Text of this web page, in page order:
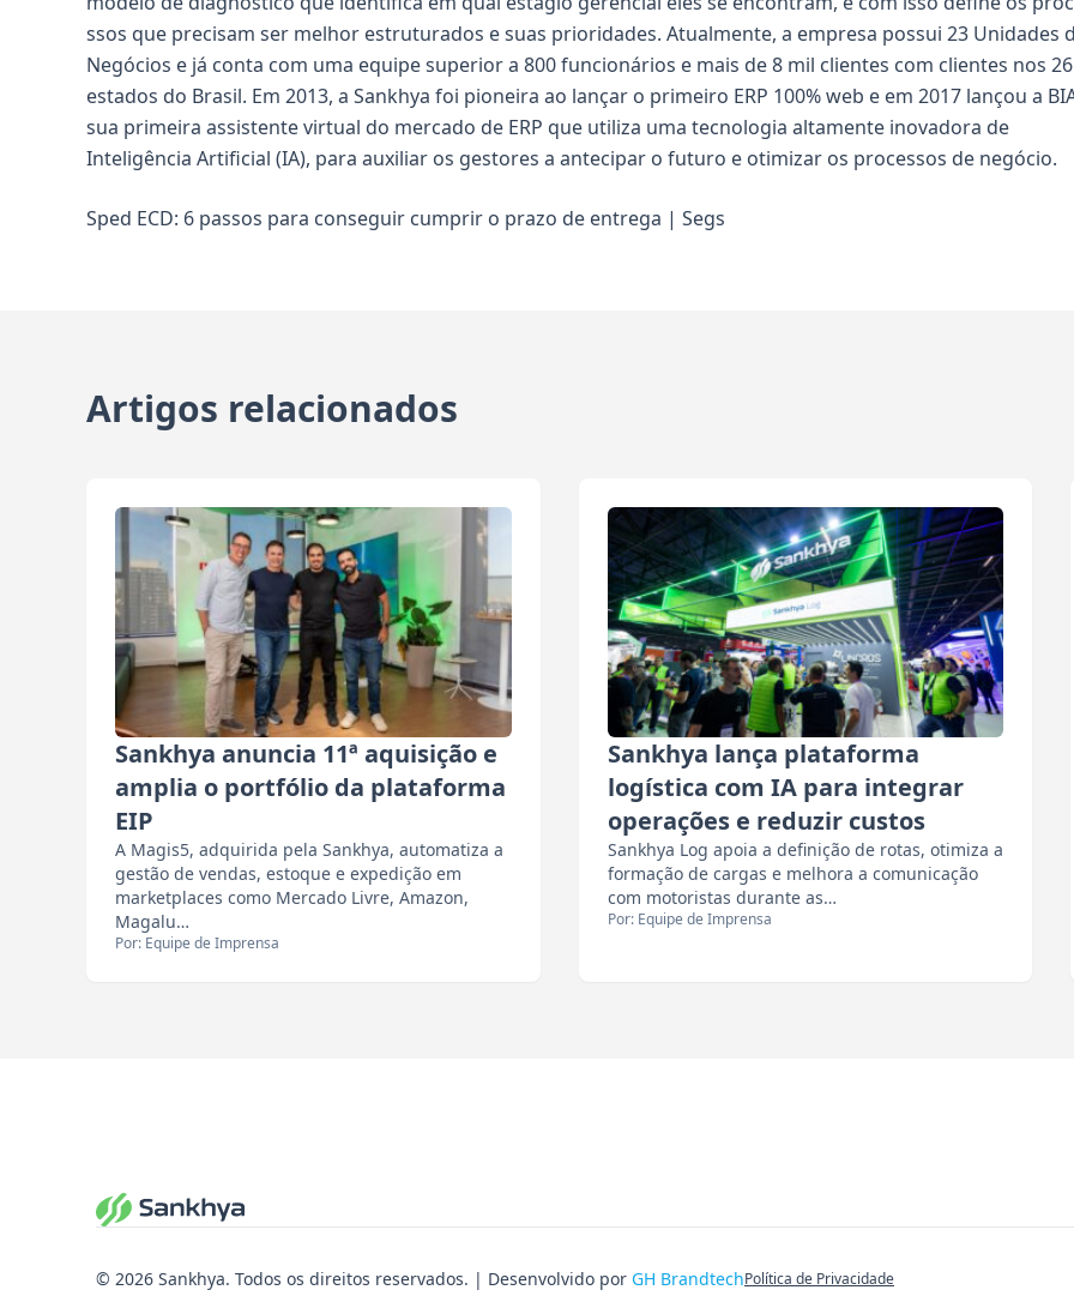
ssos que precisam ser melhor estruturados e suas prioridades. Atualmente, a empresa possui 23 Unidades
Negócios e já conta com uma equipe superior a 800 funcionários e mais de 8 mil clientes com clientes nos 26
estados do Brasil. Em 2013, a Sankhya foi pioneira ao lançar o primeiro ERP 100% web e em 2017 lançou a
sua primeira assistente virtual do mercado de ERP que utiliza uma tecnologia altamente inovadora de
Inteligência Artificial (IA), para auxiliar os gestores a antecipar o futuro e otimizar os processos de negócio.
Sped ECD: 6 passos para conseguir cumprir o prazo de entrega | Segs
Artigos relacionados
Sankhya anuncia 11ª aquisição e
amplia o portfólio da plataforma
EIP
A Magis5, adquirida pela Sankhya, automatiza a
gestão de vendas, estoque e expedição em
marketplaces como Mercado Livre, Amazon,
Magalu…
Por: Equipe de Imprensa
Sankhya lança plataforma
logística com IA para integrar
operações e reduzir custos
Sankhya Log apoia a definição de rotas, otimiza a
formação de cargas e melhora a comunicação
com motoristas durante as…
Por: Equipe de Imprensa
© 2026 Sankhya. Todos os direitos reservados. | Desenvolvido por GH BrandtechPolítica de Privacidade